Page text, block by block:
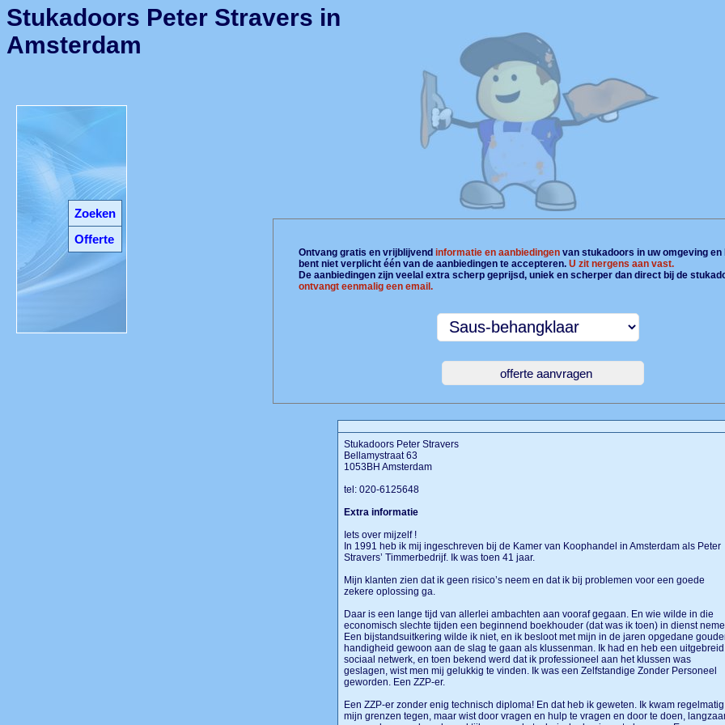
Zoeken
Offerte
Stukadoors Peter Stravers in
Amsterdam
Ontvang gratis en vrijblijvend informatie en aanbiedingenvan stukadoors in uw omgeving en
bent niet verplicht één van de aanbiedingen te accepteren. U zit nergens aan vast.
De aanbiedingen zijn veelal extra scherp geprijsd, uniek en scherper dan direct bij de
ontvangt eenmalig een email.
Stukadoors Peter Stravers
Bellamystraat 63
1053BH Amsterdam
tel: 020-6125648
Extra informatie
Iets over mijzelf !
In 1991 heb ik mij ingeschreven bij de Kamer van Koophandel in Amsterdam als Peter
Stravers’ Timmerbedrijf. Ik was toen 41 jaar.
Mijn klanten zien dat ik geen risico’s neem en dat ik bij problemen voor een goede
zekere oplossing ga.
Daar is een lange tijd van allerlei ambachten aan vooraf gegaan. En wie wilde in die
economisch slechte tijden een beginnend boekhouder (dat was ik toen) in dienst
Een bijstandsuitkering wilde ik niet, en ik besloot met mijn in de jaren opgedane
handigheid gewoon aan de slag te gaan als klussenman. Ik had en heb een uitgebreid
sociaal netwerk, en toen bekend werd dat ik professioneel aan het klussen was
geslagen, wist men mij gelukkig te vinden. Ik was een Zelfstandige Zonder Personeel
geworden. Een ZZP-er.
Een ZZP-er zonder enig technisch diploma! En dat heb ik geweten. Ik kwam regelmatig
mijn grenzen tegen, maar wist door vragen en hulp te vragen en door te doen,